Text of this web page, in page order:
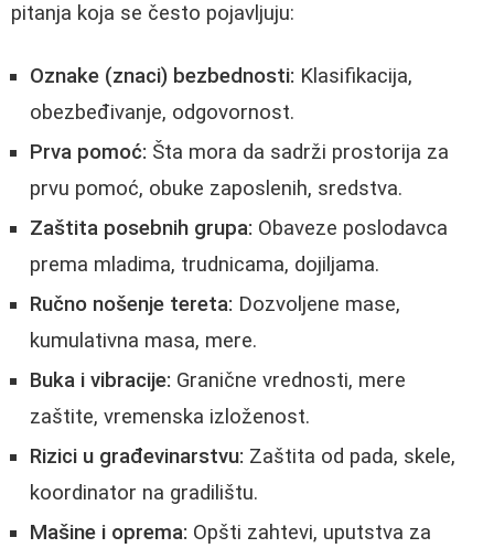
pitanja koja se često pojavljuju:
Oznake (znaci) bezbednosti: Klasifikacija,
obezbeđivanje, odgovornost.
Prva pomoć: Šta mora da sadrži prostorija za
prvu pomoć, obuke zaposlenih, sredstva.
Zaštita posebnih grupa: Obaveze poslodavca
prema mladima, trudnicama, dojiljama.
Ručno nošenje tereta: Dozvoljene mase,
kumulativna masa, mere.
Buka i vibracije: Granične vrednosti, mere
zaštite, vremenska izloženost.
Rizici u građevinarstvu: Zaštita od pada, skele,
koordinator na gradilištu.
Mašine i oprema: Opšti zahtevi, uputstva za